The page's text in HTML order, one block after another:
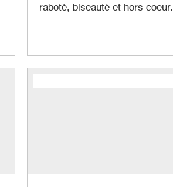
raboté, biseauté et hors coeur.